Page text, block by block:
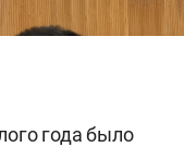
года было